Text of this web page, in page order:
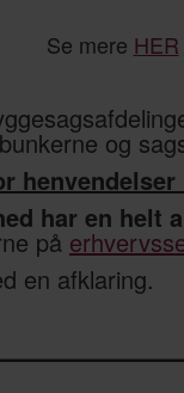
Se mere HER
og
henvendelser
har en helt
på
en afklaring.